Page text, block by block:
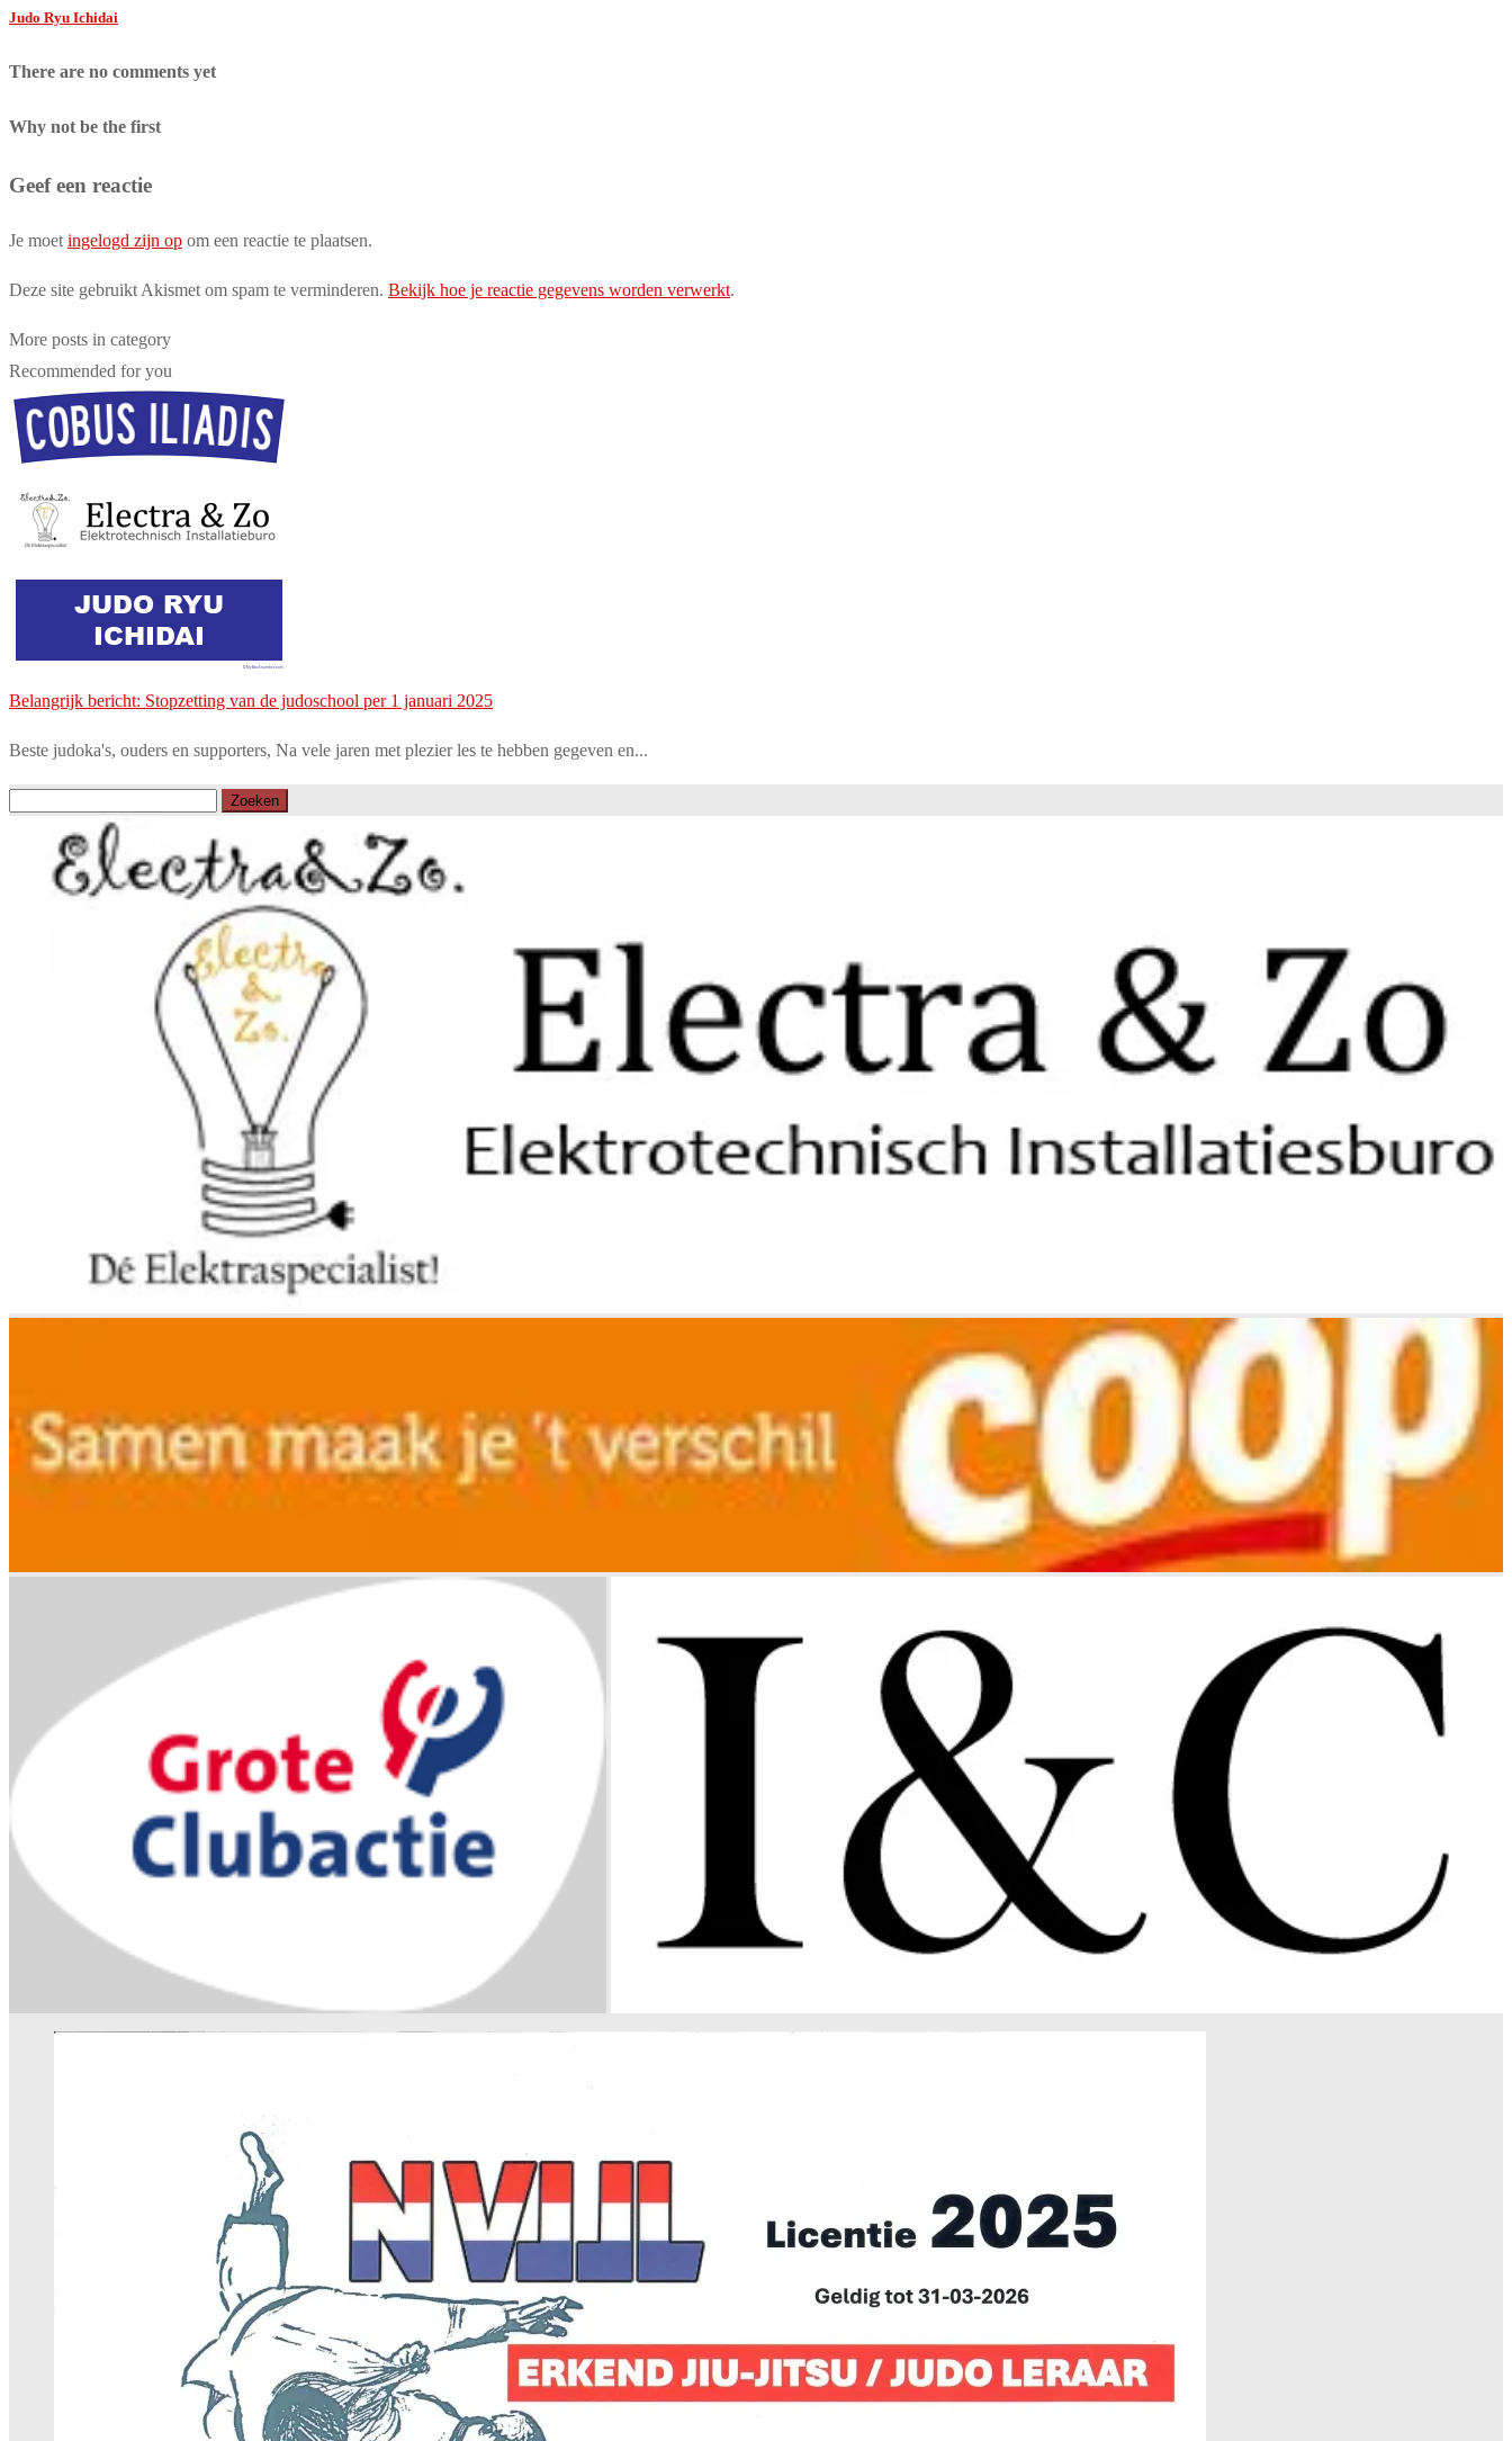
Judo Ryu Ichidai
There are no comments yet
Why not be the first
Geef een reactie
Je moet ingelogd zijn op om een reactie te plaatsen.
Deze site gebruikt Akismet om spam te verminderen. Bekijk hoe je reactie gegevens worden verwerkt.
More posts in category
Recommended for you
Belangrijk bericht: Stopzetting van de judoschool per 1 januari 2025
Beste judoka's, ouders en supporters, Na vele jaren met plezier les te hebben gegeven en...